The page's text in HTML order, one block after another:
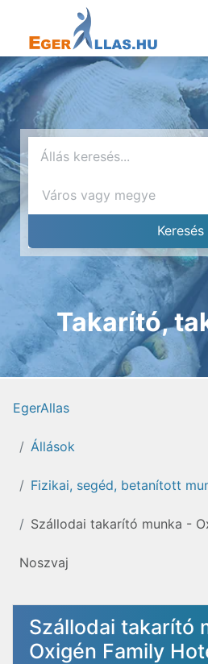
Takarító,
EgerAllas
Állások
Fizikai, segéd, betanított
Szállodai takarító munka -
Noszvaj
Szállodai takarító
Oxigén Family